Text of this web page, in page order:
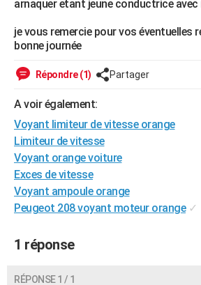
BONS PLANS
CARTE DE VOEUX
Carte de Noël
Carte Bonne année
Carte Saint-Valentin
Carte Pâques
Carte d'anniversaire
DICTIONNAIRE
Dictionnaire
Biographies
Citations
Expressions
Proverbes
PROGRAMME TV
COPAINS D'AVANT
S'inscrire
Se connecter
Lycées
Collèges
Primaires
Universités
Entreprises
Service militaire
Avis de recherche
AVIS DE DÉCÈS
FORUM
arnaquer etant jeune conductrice
je vous remercie pour vos éventuelles
bonne journée
Répondre (1) Partager
A voir également:
Voyant limiteur de vitesse orange
Limiteur de vitesse
Voyant orange voiture
Exces de vitesse
Voyant ampoule orange
Peugeot 208 voyant moteur orange ✓
1 réponse
RÉPONSE 1 / 1